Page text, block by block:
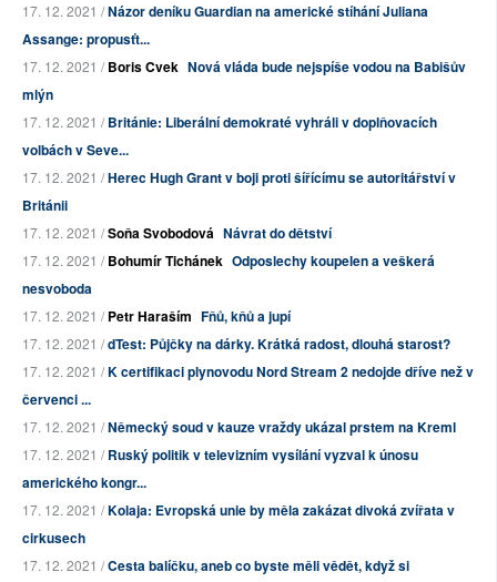
17. 12. 2021 /Názor deníku Guardian na americké stíhání Juliana
Assange: propusťt...
17. 12. 2021 /Boris Cvek Nová vláda bude nejspíše vodou na Babišův
mlýn
17. 12. 2021 /Británie: Liberální demokraté vyhráli v doplňovacích
volbách v Seve...
17. 12. 2021 /Herec Hugh Grant v boji proti šířícímu se autoritářství v
Británii
17. 12. 2021 /Soňa Svobodová Návrat do dětství
17. 12. 2021 /Bohumír Tichánek Odposlechy koupelen a veškerá
nesvoboda
17. 12. 2021 /Petr Haraším Fňů, kňů a jupí
17. 12. 2021 /dTest: Půjčky na dárky. Krátká radost, dlouhá starost?
17. 12. 2021 /K certifikaci plynovodu Nord Stream 2 nedojde dříve než v
červenci ...
17. 12. 2021 /Německý soud v kauze vraždy ukázal prstem na Kreml
17. 12. 2021 /Ruský politik v televizním vysílání vyzval k únosu
amerického kongr...
17. 12. 2021 /Kolaja: Evropská unie by měla zakázat divoká zvířata v
cirkusech
17. 12. 2021 /Cesta balíčku, aneb co byste měli vědět, když si